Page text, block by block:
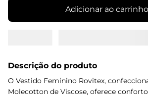
Adicionar ao carrinho
Descrição do produto
O Vestido Feminino Rovitex,
Molecotton de Viscose, oferece